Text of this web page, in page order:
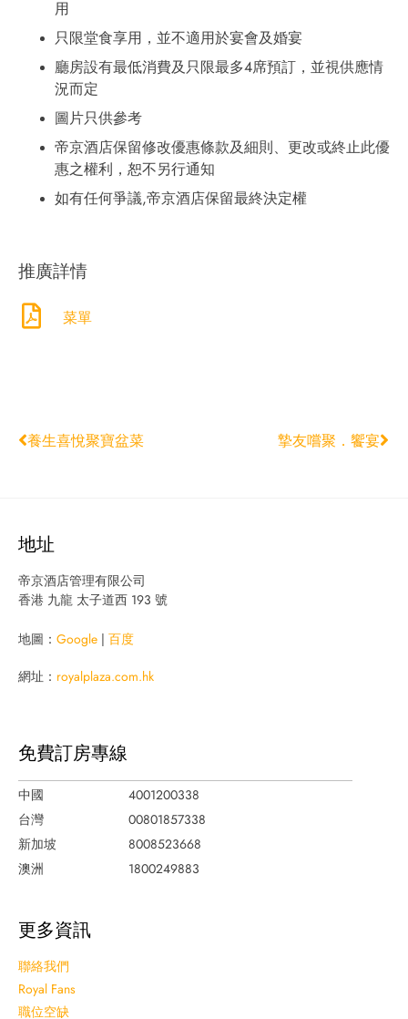
用
只限堂食享用，並不適用於宴會及婚宴
廳房設有最低消費及只限最多4席預訂，並視供應情
況而定
圖片只供參考
帝京酒店保留修改優惠條款及細則、更改或終止此優
惠之權利，恕不另行通知
如有任何爭議,帝京酒店保留最終決定權
推廣詳情
菜單
養生喜悅聚寶盆菜 摯友嚐聚．饗宴
地址
帝京酒店管理有限公司
香港 九龍 太子道西 193 號
地圖： Google 百度
網址： royalplaza.com.hk
免費訂房專線
中國
4001200338
台灣
00801857338
新加坡
8008523668
澳洲
1800249883
更多資訊
聯絡我們
Royal Fans
職位空缺